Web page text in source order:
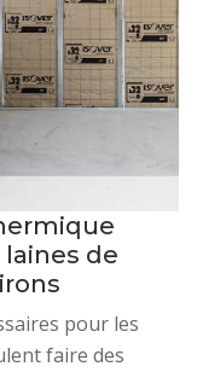
de
pour les
faire des